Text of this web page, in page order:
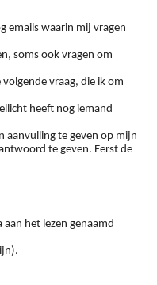
emails waarin mij vragen
soms ook vragen om
vraag, die ik om
heeft nog iemand
aanvulling te geven op mijn
te geven. Eerst de
het lezen genaamd